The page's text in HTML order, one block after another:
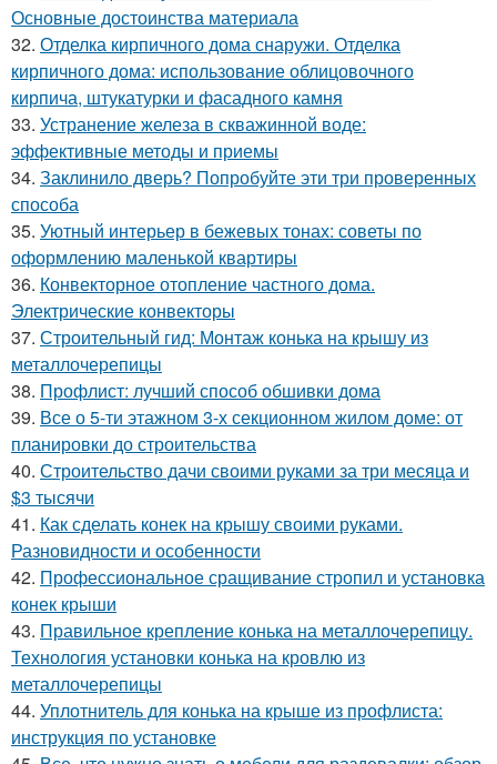
Основные достоинства материала
32. Отделка кирпичного дома снаружи. Отделка
кирпичного дома: использование облицовочного
кирпича, штукатурки и фасадного камня
33. Устранение железа в скважинной воде:
эффективные методы и приемы
34. Заклинило дверь? Попробуйте эти три проверенных
способа
35. Уютный интерьер в бежевых тонах: советы по
оформлению маленькой квартиры
36. Конвекторное отопление частного дома.
Электрические конвекторы
37. Строительный гид: Монтаж конька на крышу из
металлочерепицы
38. Профлист: лучший способ обшивки дома
39. Все о 5-ти этажном 3-х секционном жилом доме: от
планировки до строительства
40. Строительство дачи своими руками за три месяца и
$3 тысячи
41. Как сделать конек на крышу своими руками.
Разновидности и особенности
42. Профессиональное сращивание стропил и установка
конек крыши
43. Правильное крепление конька на металлочерепицу.
Технология установки конька на кровлю из
металлочерепицы
44. Уплотнитель для конька на крыше из профлиста:
инструкция по установке